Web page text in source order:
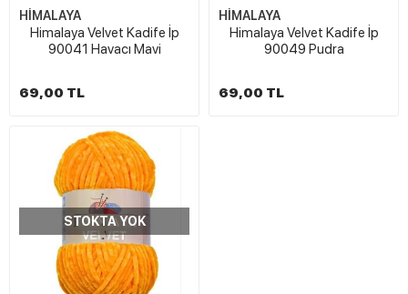
HİMALAYA
Himalaya Velvet Kadife İp
90041 Havacı Mavi
69,00 TL
HİMALAYA
Himalaya Velvet Kadife İp
90049 Pudra
69,00 TL
STOKTA YOK